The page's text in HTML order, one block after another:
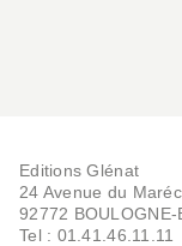
Editions Glénat
24 Avenue du
92772 BOULOGNE-
Tel : 01.41.46.11.11